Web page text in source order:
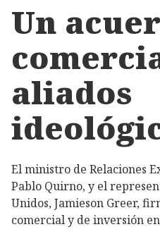
Un
aliados
El ministro de Relaciones
Pablo Quirno, y el
Unidos, Jamieson Greer,
comercial y de inversión